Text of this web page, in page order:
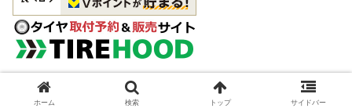
ホーム 検索 トップ サイドバー